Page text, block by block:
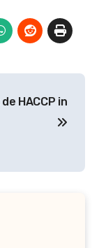
HACCP in